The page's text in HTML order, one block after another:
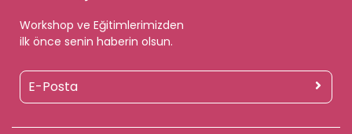
Workshop ve Eğitimlerimizden
ilk önce senin haberin olsun.